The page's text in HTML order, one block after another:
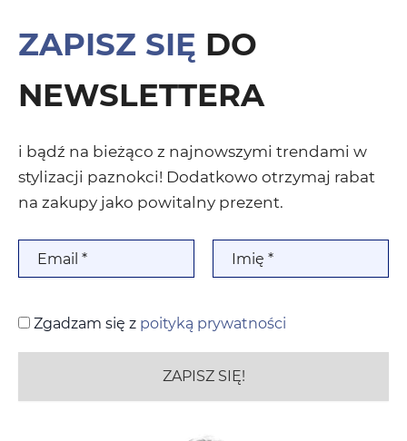
ZAPISZ SIĘ DO
NEWSLETTERA
i bądź na bieżąco z najnowszymi trendami w
stylizacji paznokci! Dodatkowo otrzymaj rabat
na zakupy jako powitalny prezent.
Zgadzam się z poityką prywatności